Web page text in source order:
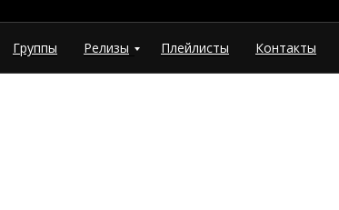
Группы Релизы Плейлисты Контакты